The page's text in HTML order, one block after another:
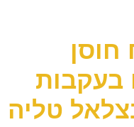
חוסן
בעקבות